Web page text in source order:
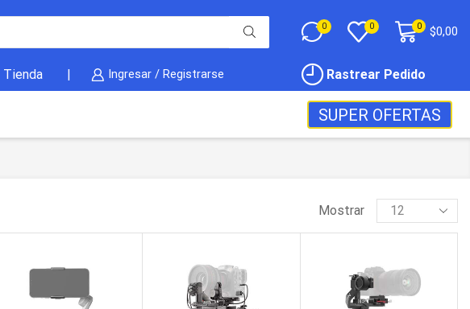
0 0 0 $0,00
Tienda Ingresar / Registrarse Rastrear Pedido
SUPER OFERTAS
Mostrar